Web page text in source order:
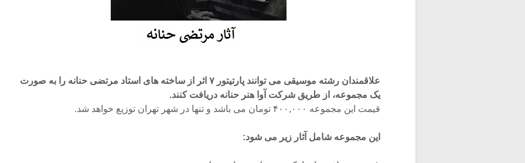
علاقمندان رشته موسیقی می توانند پارتیتور ۷ اثر از ساخته های استاد مرتضی حنانه را به صورت
یک مجموعه، از طریق شرکت آوا هنر حنانه دریافت کنند.
قیمت این مجموعه ۴۰۰,۰۰۰ تومان می باشد و تنها در شهر تهران توزیع خواهد شد.
این مجموعه شامل آثار زیر می شود: